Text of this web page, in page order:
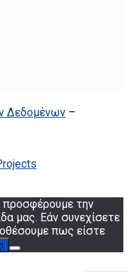
Δεδομένων –
προσφέρουμε την
μας. Εάν συνεχίσετε
πως είστε